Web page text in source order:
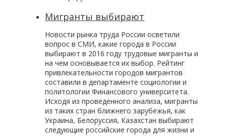
Мигранты выбирают
Новости рынка труда России осветили
вопрос в СМИ, какие города в России
выбирают в 2016 году трудовые мигранты и
на чем основывается их выбор. Рейтинг
привлекательности городов мигрантов
составили в департаменте социологии и
политологии Финансового университета.
Исходя из проведенного анализа, мигранты
из таких стран ближнего зарубежья, как
Украина, Белоруссия, Казахстан выбирают
следующие российские города для жизни и